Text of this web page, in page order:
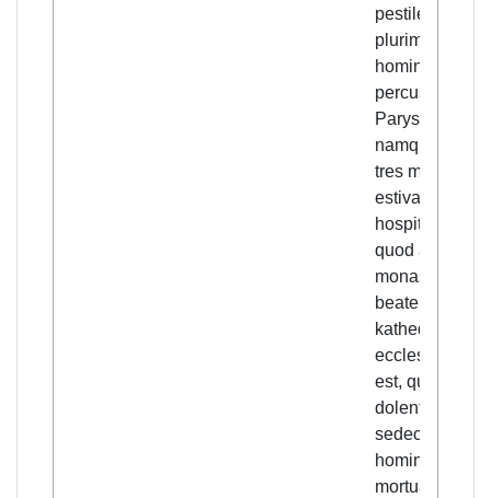
pestilencia
plurimos
homines tunc
percussit.
Parysius
namque infra
tres menses
estivales in
hospitali regis,
quod ante
monasterium
beate virginis
kathedrali
ecclesia situm
est, quod
dolenter
sedecim milia
hominum sunt
mortua et in